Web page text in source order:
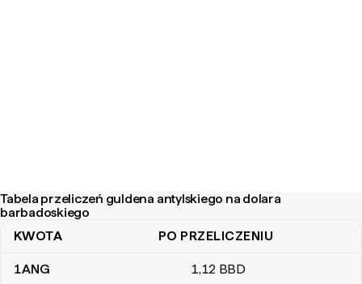
Tabela przeliczeń guldena antylskiego na dolara
barbadoskiego
Tabela przeliczeń guldena antylskiego na dolara barbadoskiego
KWOTA PO PRZELICZENIU
1ANG 1,12 BBD